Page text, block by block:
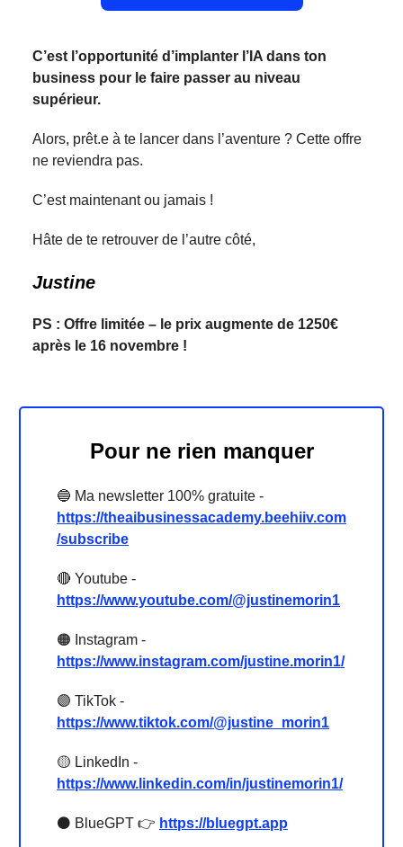
C’est l’opportunité d’implanter l’IA dans ton
business pour le faire passer au niveau
supérieur.
Alors, prêt.e à te lancer dans l’aventure ? Cette offre
ne reviendra pas.
C’est maintenant ou jamais !
Hâte de te retrouver de l’autre côté,
Justine
PS : Offre limitée – le prix augmente de 1250€
après le 16 novembre !
Pour ne rien manquer
🔵 Ma newsletter 100% gratuite -
https://theaibusinessacademy.beehiiv.com
/subscribe
🔴 Youtube -
https://www.youtube.com/@justinemorin1
🟠 Instagram -
https://www.instagram.com/justine.morin1/
🟣 TikTok -
https://www.tiktok.com/@justine_morin1
🟡 LinkedIn -
https://www.linkedin.com/in/justinemorin1/
⚫️ BlueGPT 👉 https://bluegpt.app